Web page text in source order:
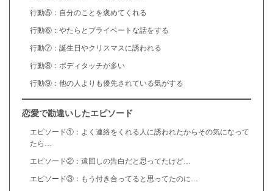
行動⑤：自分のことを褒めてくれる
行動⑥：やたらとプライベートな話をする
行動⑦：誕生日やクリスマスに誘われる
行動⑧：ボディタッチが多い
行動⑨：他の人よりも優先されている気がする
恋愛で勘違いしたエピソード
エピソード①：よく連絡をくれる人に誘われたからその気になって
たら…
エピソード②：遠回しの告白だと思ってたけど…
エピソード③：もう付き合ってると思ってたのに…